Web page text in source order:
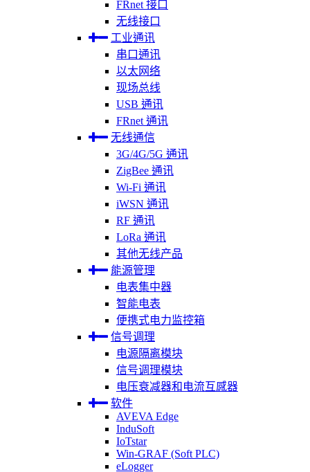
FRnet 接口
无线接口
工业通讯
串口通讯
以太网络
现场总线
USB 通讯
FRnet 通讯
无线通信
3G/4G/5G 通讯
ZigBee 通讯
Wi-Fi 通讯
iWSN 通讯
RF 通讯
LoRa 通讯
其他无线产品
能源管理
电表集中器
智能电表
便携式电力监控箱
信号调理
电源隔离模块
信号调理模块
电压衰减器和电流互感器
软件
AVEVA Edge
InduSoft
IoTstar
Win-GRAF (Soft PLC)
eLogger